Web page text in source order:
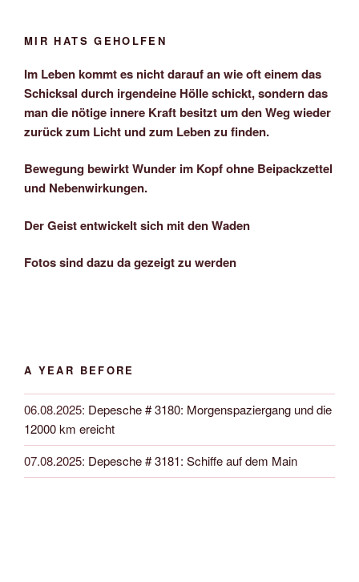
MIR HATS GEHOLFEN
Im Leben kommt es nicht darauf an wie oft einem das
Schicksal durch irgendeine Hölle schickt, sondern das
man die nötige innere Kraft besitzt um den Weg wieder
zurück zum Licht und zum Leben zu finden.
Bewegung bewirkt Wunder im Kopf ohne Beipackzettel
und Nebenwirkungen.
Der Geist entwickelt sich mit den Waden
Fotos sind dazu da gezeigt zu werden
A YEAR BEFORE
06.08.2025: Depesche # 3180: Morgenspaziergang und die
12000 km ereicht
07.08.2025: Depesche # 3181: Schiffe auf dem Main